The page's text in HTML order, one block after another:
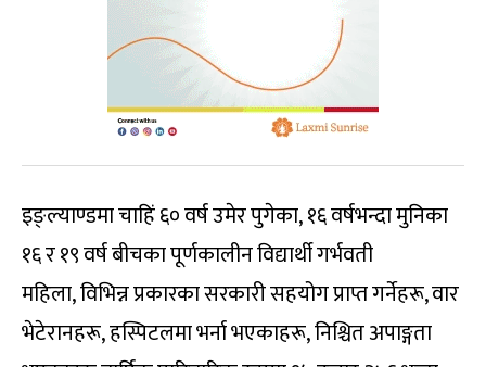
इङ्ल्याण्डमा चाहिं ६० वर्ष उमेर पुगेका, १६ वर्षभन्दा मुनिका
१६ र १९ वर्ष बीचका पूर्णकालीन विद्यार्थी गर्भवती
महिला, विभिन्न प्रकारका सरकारी सहयोग प्राप्त गर्नेहरू, वार
भेटेरानहरू, हस्पिटलमा भर्ना भएकाहरू, निश्चित अपाङ्गता